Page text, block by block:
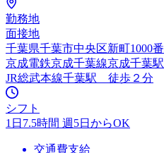
勤務地
面接地
千葉県千葉市中央区新町1000
京成電鉄京成千葉線京成千葉
JR総武本線千葉駅 徒歩２分
シフト
1日7.5時間 週5日からOK
交通費支給